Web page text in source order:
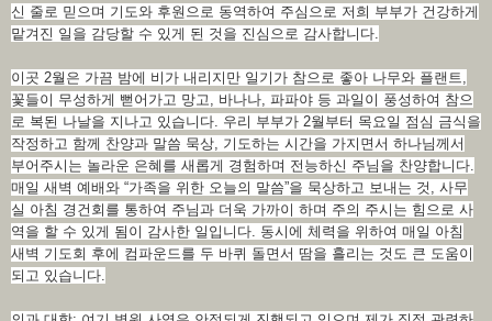
신 줄로 믿으며 기도와 후원으로 동역하여 주심으로 저희 부부가 건강하게
맡겨진 일을 감당할 수 있게 된 것을 진심으로 감사합니다.
이곳 2월은 가끔 밤에 비가 내리지만 일기가 참으로 좋아 나무와 플랜트,
꽃들이 무성하게 뻗어가고 망고, 바나나, 파파야 등 과일이 풍성하여 참으
로 복된 나날을 지나고 있습니다. 우리 부부가 2월부터 목요일 점심 금식을
작정하고 함께 찬양과 말씀 묵상, 기도하는 시간을 가지면서 하나님께서
부어주시는 놀라운 은혜를 새롭게 경험하며 전능하신 주님을 찬양합니다.
매일 새벽 예배와 “가족을 위한 오늘의 말씀”을 묵상하고 보내는 것, 사무
실 아침 경건회를 통하여 주님과 더욱 가까이 하며 주의 주시는 힘으로 사
역을 할 수 있게 됨이 감사한 일입니다. 동시에 체력을 위하여 매일 아침
새벽 기도회 후에 컴파운드를 두 바퀴 돌면서 땀을 흘리는 것도 큰 도움이
되고 있습니다.